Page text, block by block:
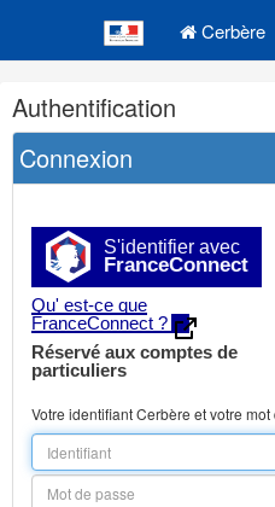
Cerbère
Navigation
et
outils
annexes
Authentification
Connexion
S'identifier avec
FranceConnect
Qu' est-ce que
FranceConnect ?
Réservé aux comptes de
particuliers
Votre identifiant Cerbère et votre mot